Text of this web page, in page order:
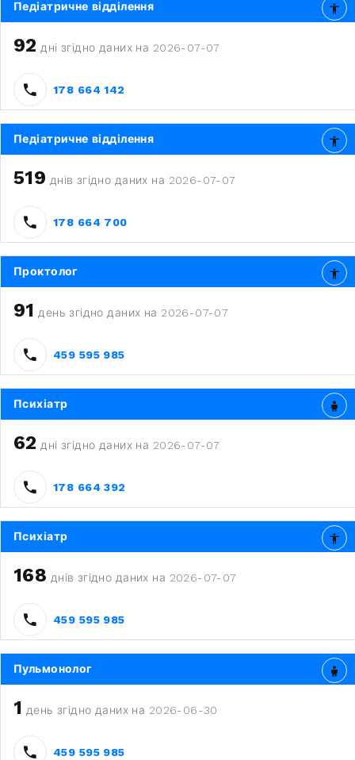
Педіатричне відділення
92 дні згідно даних на 2026-07-07
178 664 142
Педіатричне відділення
519 днів згідно даних на 2026-07-07
178 664 700
Проктолог
91 день згідно даних на 2026-07-07
459 595 985
Психіатр
62 дні згідно даних на 2026-07-07
178 664 392
Психіатр
168 днів згідно даних на 2026-07-07
459 595 985
Пульмонолог
1 день згідно даних на 2026-06-30
459 595 985